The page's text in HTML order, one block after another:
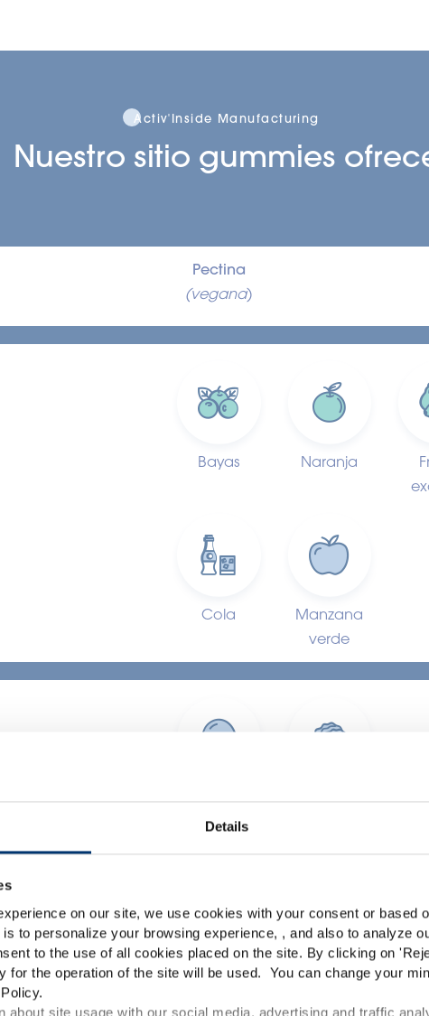
Details
on our site, we use cookies with your consent or based
to personalize your browsing experience, , and also to analyze
to the use of all cookies placed on the site. By clicking on '
for the operation of the site will be used. You can change your
about site usage with our social media, advertising and traffic
This website is intended exclusively for
pharmaceutical and food supplement sector and not for
accessible in several countries all over the world and
Nuestro sitio gummies
Activ'Inside Manufacturing
Pectina
(vegana)
Bayas Naranja
Cola
Manzana
verde
Drop Bayas
SOLICITAR PRESUPUESTO